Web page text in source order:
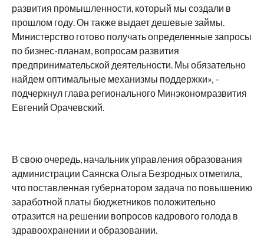
развития промышленности, который мы создали в
прошлом году. Он также выдает дешевые займы.
Министерство готово получать определенные запросы
по бизнес-планам, вопросам развития
предпринимательской деятельности. Мы обязательно
найдем оптимальные механизмы поддержки», –
подчеркнул глава регионального Минэкономразвития
Евгений Орачевский.
В свою очередь, начальник управления образования
администрации Саянска Ольга Безродных отметила,
что поставленная губернатором задача по повышению
заработной платы бюджетников положительно
отразится на решении вопросов кадрового голода в
здравоохранении и образовании.